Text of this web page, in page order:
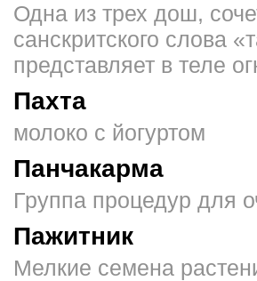
Одна из трех дош,
санскритского слова
представляет в теле
Пахта
молоко с йогуртом
Панчакарма
Группа процедур для
Пажитник
Мелкие семена